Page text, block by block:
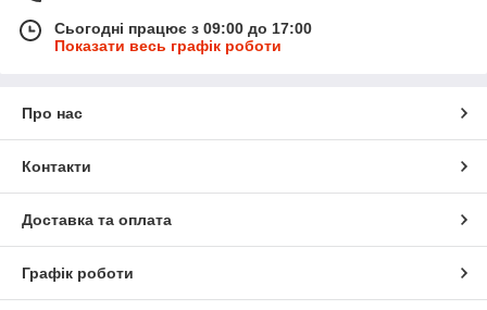
Сьогодні працює з 09:00 до 17:00
Показати весь графік роботи
Про нас
Контакти
Доставка та оплата
Графік роботи